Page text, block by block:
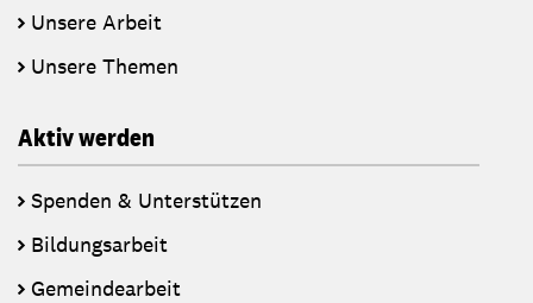
Unsere Arbeit
Unsere Themen
Aktiv werden
Spenden & Unterstützen
Bildungsarbeit
Gemeindearbeit